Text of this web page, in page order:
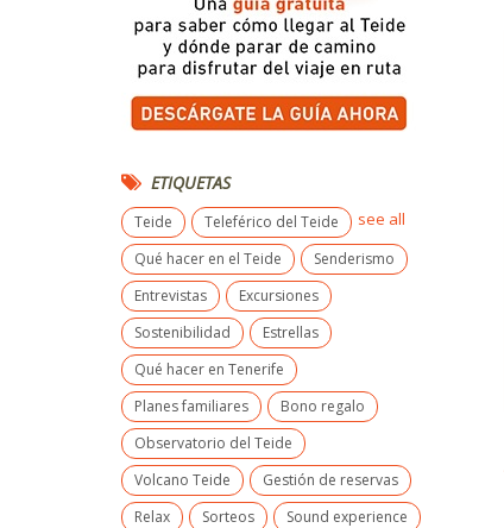
ETIQUETAS
Teide
Teleférico del Teide
Qué hacer en el Teide
Senderismo
Entrevistas
Excursiones
Sostenibilidad
Estrellas
Qué hacer en Tenerife
Planes familiares
Bono regalo
Observatorio del Teide
Volcano Teide
Gestión de reservas
Relax
Sorteos
Sound experience
see all